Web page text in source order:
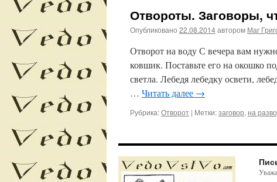
Отвороты. Заговоры,
Опубликовано 22.08.2014автором Маг
Отворот на воду С вечера вам
ковшик. Поставьте его на окошко
светла. Лебедя лебедку освети,
… Читать далее →
Рубрика:Отворот | Метки:заговор, на